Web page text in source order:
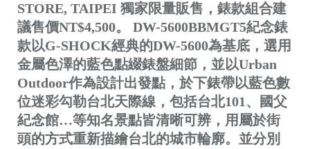
STORE, TAIPEI 獨家限量販售，錶款組合建
議售價NT$4,500。 DW-5600BBMGT5紀念錶
款以G-SHOCK經典的DW-5600為基底，選用
金屬色澤的藍色點綴錶盤細節，並以Urban
Outdoor作為設計出發點，於下錶帶以藍色數
位迷彩勾勒台北天際線，包括台北101、國父
紀念館…等知名景點皆清晰可辨，用屬於街
頭的方式重新描繪台北的城市輪廓。並分別